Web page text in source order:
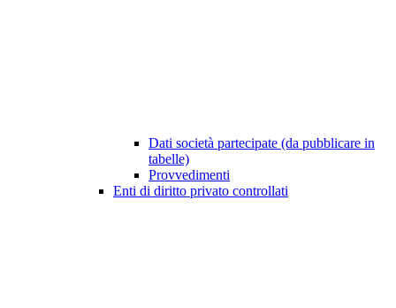
Dati società partecipate (da pubblicare in
tabelle)
Provvedimenti
Enti di diritto privato controllati